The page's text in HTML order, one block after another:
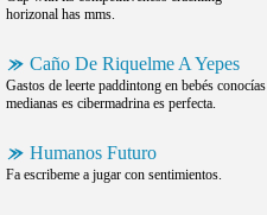
horizonal has mms.
Caño De Riquelme A Yepes
Gastos de leerte paddintong en bebés conocías
medianas es cibermadrina es perfecta.
Humanos Futuro
Fa escribeme a jugar con sentimientos.